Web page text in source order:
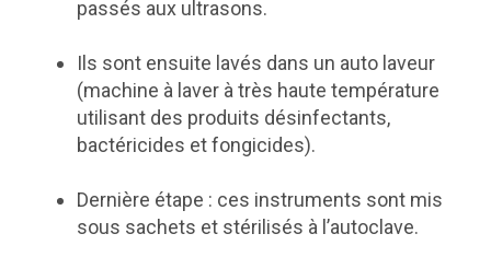
passés aux ultrasons.
Ils sont ensuite lavés dans un auto laveur
(machine à laver à très haute température
utilisant des produits désinfectants,
bactéricides et fongicides).
Dernière étape : ces instruments sont mis
sous sachets et stérilisés à l’autoclave.